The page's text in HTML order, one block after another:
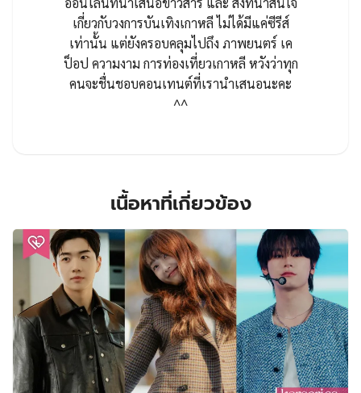
เกี่ยวกับวงการบันเทิงเกาหลี ไม่ได้มีแค่ซีรีส์
เท่านั้น แต่ยังครอบคลุมไปถึง ภาพยนตร์ เค
ป็อป ความงาม การท่องเที่ยวเกาหลี หวังว่าทุก
คนจะชื่นชอบคอนเทนต์ที่เรานำเสนอนะคะ
^^
เนื้อหาที่เกี่ยวข้อง